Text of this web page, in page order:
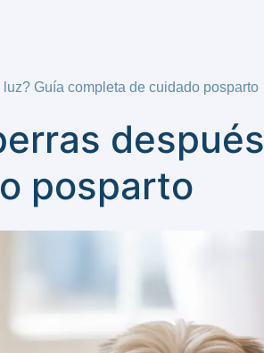
Guía completa de cuidado posparto
posparto